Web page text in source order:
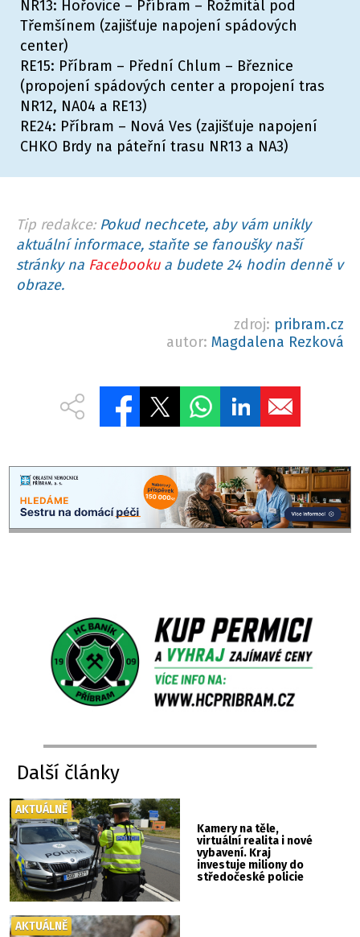
NR13: Hořovice – Příbram – Rožmitál pod
Třemšínem (zajišťuje napojení spádových
center)
RE15: Příbram – Přední Chlum – Březnice
(propojení spádových center a propojení tras
NR12, NA04 a RE13)
RE24: Příbram – Nová Ves (zajišťuje napojení
CHKO Brdy na páteřní trasu NR13 a NA3)
Tip redakce: Pokud nechcete, aby vám unikly
aktuální informace, staňte se fanoušky naší
stránky na Facebookua budete 24 hodin denně v
obraze.
zdroj: pribram.cz
autor: Magdalena Rezková
Další články
Kamery na těle,
virtuální realita i nové
vybavení. Kraj
investuje miliony do
středočeské policie
AKTUÁLNĚ
AKTUÁLNĚ